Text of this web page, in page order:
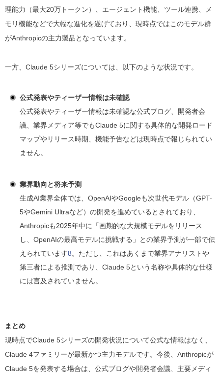
理能力（最大20万トークン）、エージェント機能、ツール連携、メ
モリ機能などで大幅な進化を遂げており、現時点ではこのモデル群
がAnthropicの主力製品となっています。
一方、Claude 5シリーズについては、以下のような状況です。
公式発表やティーザー情報は未確認
公式発表やティーザー情報は未確認な公式ブログ、開発者会
議、業界メディア等でもClaude 5に関する具体的な開発ロード
マップやリリース時期、機能予告などは現時点で報じられてい
ません。
業界動向と将来予測
生成AI業界全体では、OpenAIやGoogleも次世代モデル（GPT-
5やGemini Ultraなど）の開発を進めているとされており、
Anthropicも2025年中に「画期的な大規模モデルをリリース
し、OpenAIの最高モデルに挑戦する」との業界予測が一部で伝
えられています8。ただし、これはあくまで業界アナリストや
第三者による推測であり、Claude 5という名称や具体的な仕様
には言及されていません。
まとめ
現時点でClaude 5シリーズの開発状況について公式な情報はなく、
Claude 4ファミリーが最新かつ主力モデルです。今後、Anthropicが
Claude 5を発表する場合は、公式ブログや開発者会議、主要メディ